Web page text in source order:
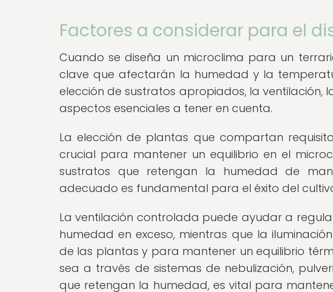
Factores a considerar para el
Cuando se diseña un microclima para un
clave que afectarán la humedad y la
elección de sustratos apropiados, la ventilación,
aspectos esenciales a tener en cuenta.
La elección de plantas que compartan
crucial para mantener un equilibrio en el
sustratos que retengan la humedad de
adecuado es fundamental para el éxito del
La ventilación controlada puede ayudar a
humedad en exceso, mientras que la
de las plantas y para mantener un equilibrio
sea a través de sistemas de nebulización,
que retengan la humedad, es vital para